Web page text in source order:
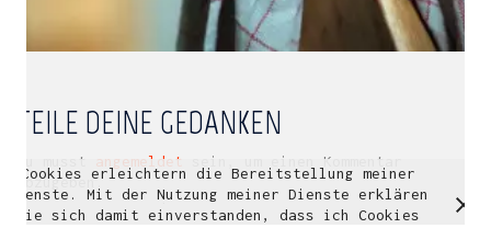
TEILE DEINE GEDANKEN
Du musst angemeldet
sein, um einen Kommentar
abzugeben.© Copyright 2018. All Rights Reserved.
Impressum & Datenschutz
Cookies erleichtern die Bereitstellung meiner
Dienste. Mit der Nutzung meiner Dienste erklären
Sie sich damit einverstanden, dass ich Cookies